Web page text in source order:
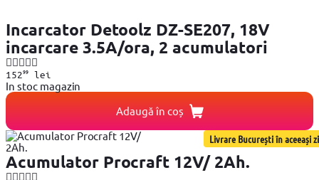
Incarcator Detoolz DZ-SE207, 18V
incarcare 3.5A/ora, 2 acumulatori
15299lei
In stoc magazin
Adaugă în coș
Livrare București în aceeași zi
Acumulator Procraft 12V/ 2Ah.